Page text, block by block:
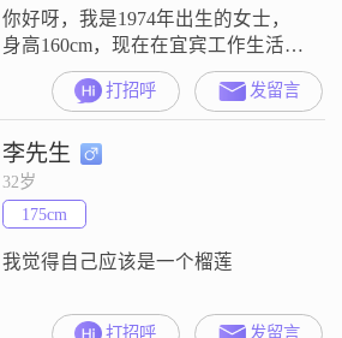
你好呀，我是1974年出生的女士，
身高160cm，现在在宜宾工作生活
##3002##我的学历是中专，月收入
在3000元以下##3002##平时大家说
我是个独立自信的人，性格上开朗
爱笑，也还算善解人意##3001##温
柔体贴，平时心态比较乐观积极
##3002##生活里我有不少喜欢做的
事，平时会听听音乐，也喜欢研究
美食烹饪
打招呼 发留言
李先生
32岁
175cm
我觉得自己应该是一个榴莲
打招呼 发留言